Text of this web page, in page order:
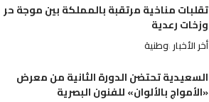
تقلبات مناخية مرتقبة بالمملكة بين موجة حر
وزخات رعدية
أخر الأخبار وطنية
السعيدية تحتضن الدورة الثانية من معرض
«الأمواج بالألوان» للفنون البصرية